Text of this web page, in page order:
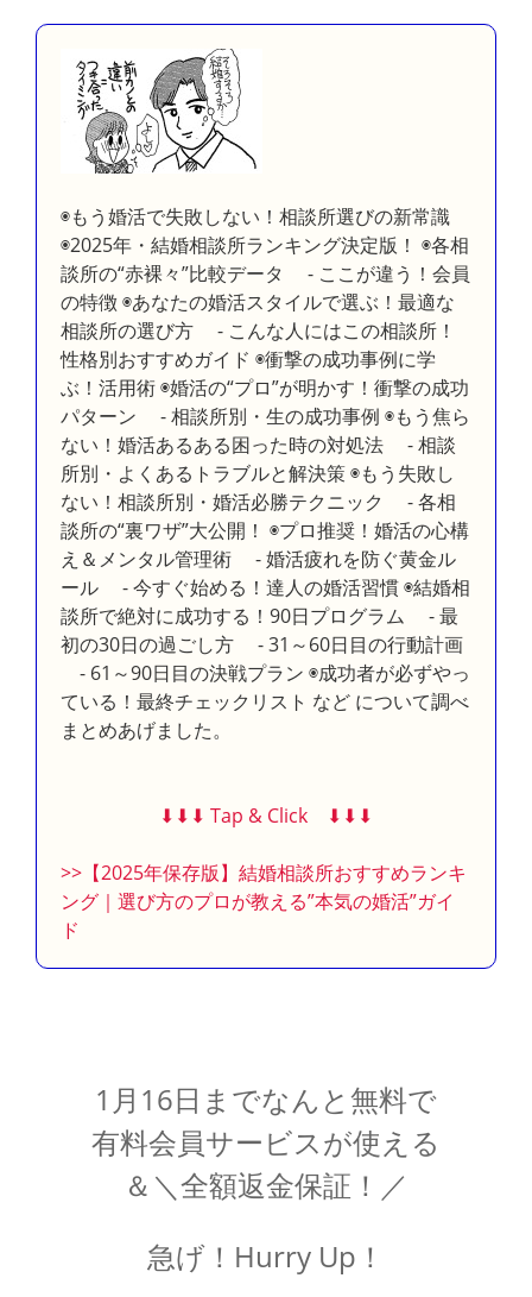
◉もう婚活で失敗しない！相談所選びの新常識
◉2025年・結婚相談所ランキング決定版！ ◉各相
談所の“赤裸々”比較データ - ここが違う！会員
の特徴 ◉あなたの婚活スタイルで選ぶ！最適な
相談所の選び方 - こんな人にはこの相談所！
性格別おすすめガイド ◉衝撃の成功事例に学
ぶ！活用術 ◉婚活の“プロ”が明かす！衝撃の成功
パターン - 相談所別・生の成功事例 ◉もう焦ら
ない！婚活あるある困った時の対処法 - 相談
所別・よくあるトラブルと解決策 ◉もう失敗し
ない！相談所別・婚活必勝テクニック - 各相
談所の“裏ワザ”大公開！ ◉プロ推奨！婚活の心構
え＆メンタル管理術 - 婚活疲れを防ぐ黄金ル
ール - 今すぐ始める！達人の婚活習慣 ◉結婚相
談所で絶対に成功する！90日プログラム - 最
初の30日の過ごし方 - 31～60日目の行動計画
- 61～90日目の決戦プラン ◉成功者が必ずやっ
ている！最終チェックリスト など について調べ
まとめあげました。
⬇︎⬇︎⬇︎ Tap & Click ⬇︎⬇︎⬇︎
>>【2025年保存版】結婚相談所おすすめランキ
ング｜選び方のプロが教える”本気の婚活”ガイ
ド
1月16日までなんと無料で
有料会員サービスが使える
＆＼全額返金保証！／
急げ！Hurry Up！